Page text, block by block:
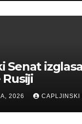
Senat
2026 CAPLJINSKI